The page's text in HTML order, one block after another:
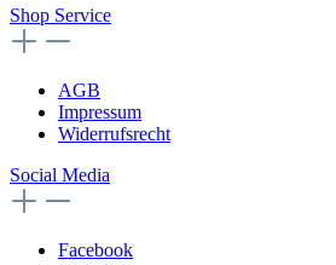
Shop Service
AGB
Impressum
Widerrufsrecht
Social Media
Facebook